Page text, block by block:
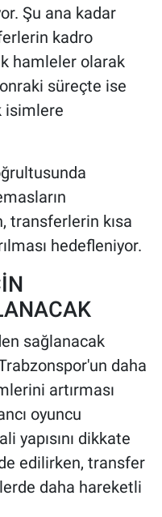
Şu ana kadar
kadro
hamleler olarak
süreçte ise
isimlere
transferlerin kısa
hedefleniyor.
sağlanacak
daha
artırması
oyuncu
yapısını dikkate
edilirken, transfer
daha hareketli